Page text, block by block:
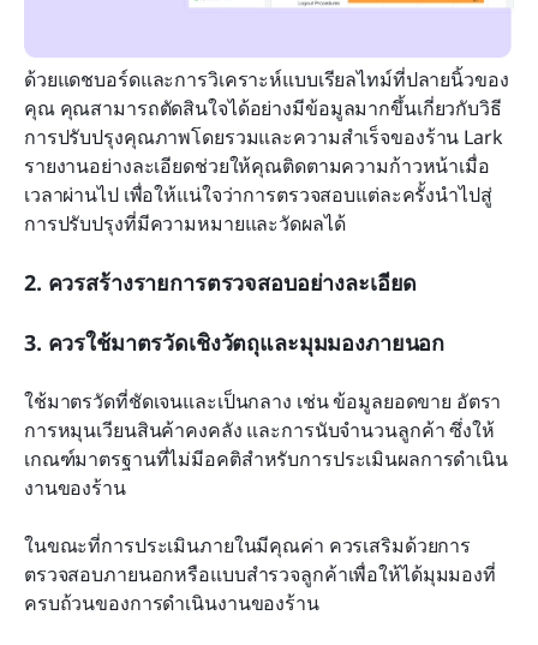
ด้วยแดชบอร์ดและการวิเคราะห์แบบเรียลไทม์ที่ปลายนิ้วของ
คุณ คุณสามารถตัดสินใจได้อย่างมีข้อมูลมากขึ้นเกี่ยวกับวิธี
การปรับปรุงคุณภาพโดยรวมและความสำเร็จของร้าน Lark
รายงานอย่างละเอียดช่วยให้คุณติดตามความก้าวหน้าเมื่อ
เวลาผ่านไป เพื่อให้แน่ใจว่าการตรวจสอบแต่ละครั้งนำไปสู่
การปรับปรุงที่มีความหมายและวัดผลได้
2. ควรสร้างรายการตรวจสอบอย่างละเอียด
3. ควรใช้มาตรวัดเชิงวัตถุและมุมมองภายนอก
ใช้มาตรวัดที่ชัดเจนและเป็นกลาง เช่น ข้อมูลยอดขาย อัตรา
การหมุนเวียนสินค้าคงคลัง และการนับจำนวนลูกค้า ซึ่งให้
เกณฑ์มาตรฐานที่ไม่มีอคติสำหรับการประเมินผลการดำเนิน
งานของร้าน
ในขณะที่การประเมินภายในมีคุณค่า ควรเสริมด้วยการ
ตรวจสอบภายนอกหรือแบบสำรวจลูกค้าเพื่อให้ได้มุมมองที่
ครบถ้วนของการดำเนินงานของร้าน